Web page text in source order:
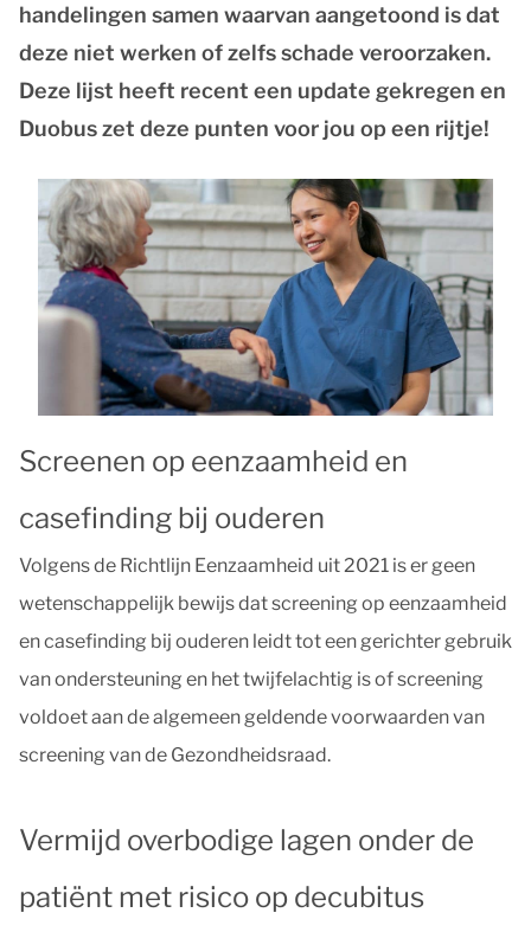
handelingen samen waarvan aangetoond is dat
deze niet werken of zelfs schade veroorzaken.
Deze lijst heeft recent een update gekregen en
Duobus zet deze punten voor jou op een rijtje!
Screenen op eenzaamheid en
casefinding bij ouderen
Volgens de Richtlijn Eenzaamheid uit 2021 is er geen
wetenschappelijk bewijs dat screening op eenzaamheid
en casefinding bij ouderen leidt tot een gerichter gebruik
van ondersteuning en het twijfelachtig is of screening
voldoet aan de algemeen geldende voorwaarden van
screening van de Gezondheidsraad.
Vermijd overbodige lagen onder de
patiënt met risico op decubitus